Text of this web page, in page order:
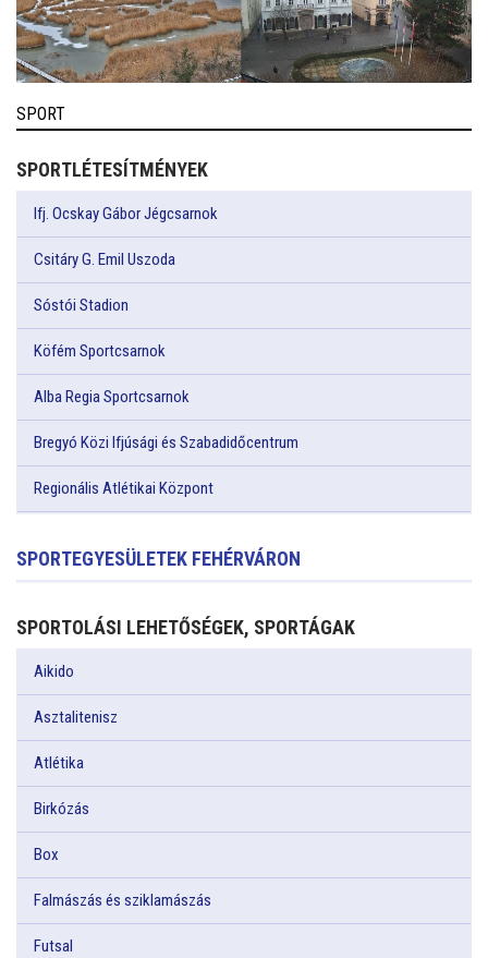
SPORT
SPORTLÉTESÍTMÉNYEK
Ifj. Ocskay Gábor Jégcsarnok
Csitáry G. Emil Uszoda
Sóstói Stadion
Köfém Sportcsarnok
Alba Regia Sportcsarnok
Bregyó Közi Ifjúsági és Szabadidőcentrum
Regionális Atlétikai Központ
SPORTEGYESÜLETEK FEHÉRVÁRON
SPORTOLÁSI LEHETŐSÉGEK, SPORTÁGAK
Aikido
Asztalitenisz
Atlétika
Birkózás
Box
Falmászás és sziklamászás
Futsal